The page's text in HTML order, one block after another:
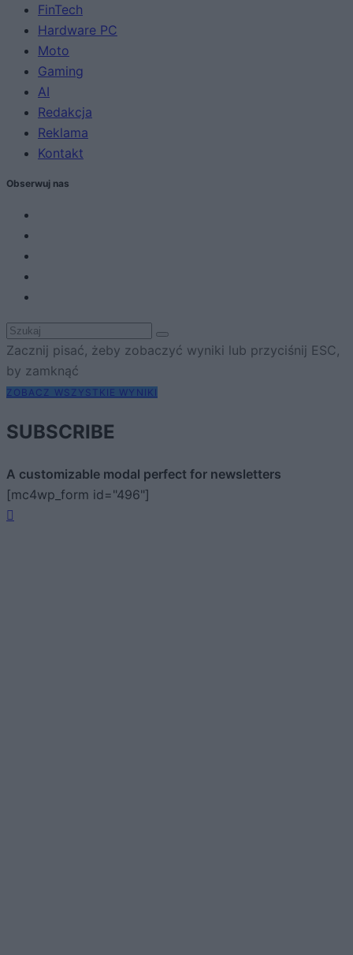
FinTech
Hardware PC
Moto
Gaming
AI
Redakcja
Reklama
Kontakt
Obserwuj nas
Zacznij pisać, żeby zobaczyć wyniki lub przyciśnij ESC,
by zamknąć
ZOBACZ WSZYSTKIE WYNIKI
SUBSCRIBE
A customizable modal perfect for newsletters
[mc4wp_form id="496"]